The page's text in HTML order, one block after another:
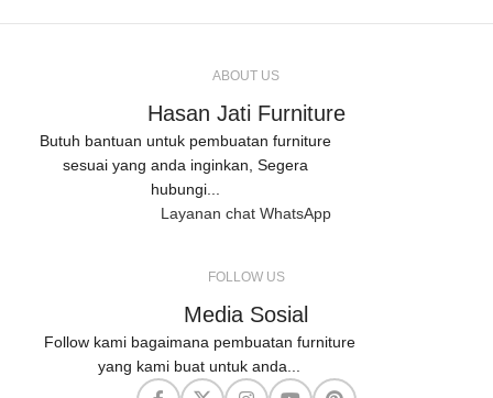
ABOUT US
Hasan Jati Furniture
Butuh bantuan untuk pembuatan furniture
sesuai yang anda inginkan, Segera
hubungi...
Layanan chat WhatsApp
FOLLOW US
Media Sosial
Follow kami bagaimana pembuatan furniture
yang kami buat untuk anda...